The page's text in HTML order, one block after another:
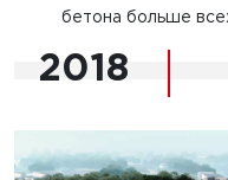
бетона больше
2018